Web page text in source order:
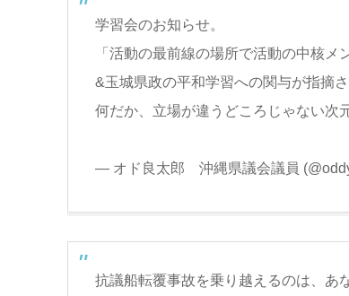
学習会のお知らせ。
「活動の最前線の場所で活動の中核
&玉城県政の平和学習への関与が指摘
何だか、立場が違うどころじゃない次
— オド良太郎 沖縄県議会議員
抗議船転覆事故を乗り越えるのは、あ